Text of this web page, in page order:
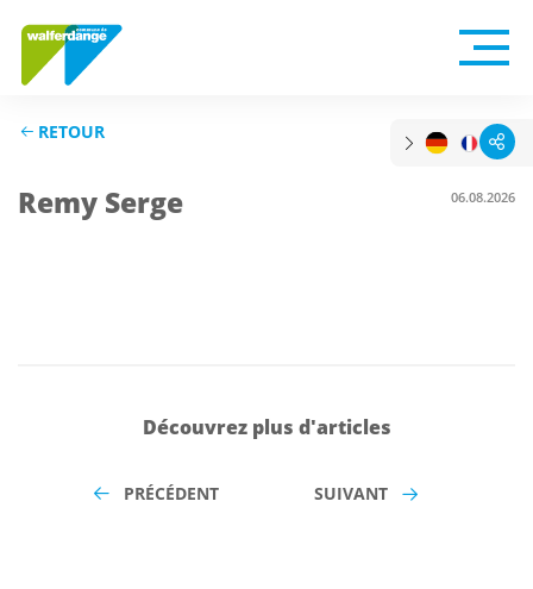
RETOUR
Remy Serge 06.08.2026
Découvrez plus d'articles
PRÉCÉDENT SUIVANT